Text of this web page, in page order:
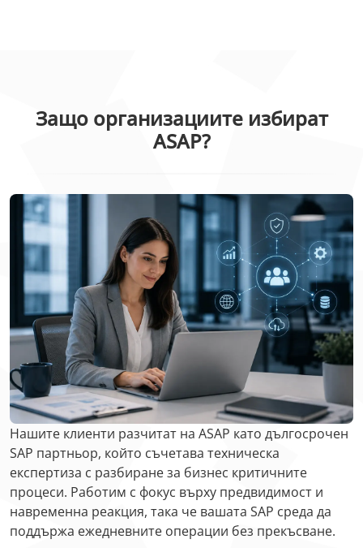
Защо организациите избират
ASAP?
Нашите клиенти разчитат на ASAP като дългосрочен
SAP партньор, който съчетава техническа
експертиза с разбиране за бизнес критичните
процеси. Работим с фокус върху предвидимост и
навременна реакция, така че вашата SAP среда да
поддържа ежедневните операции без прекъсване.